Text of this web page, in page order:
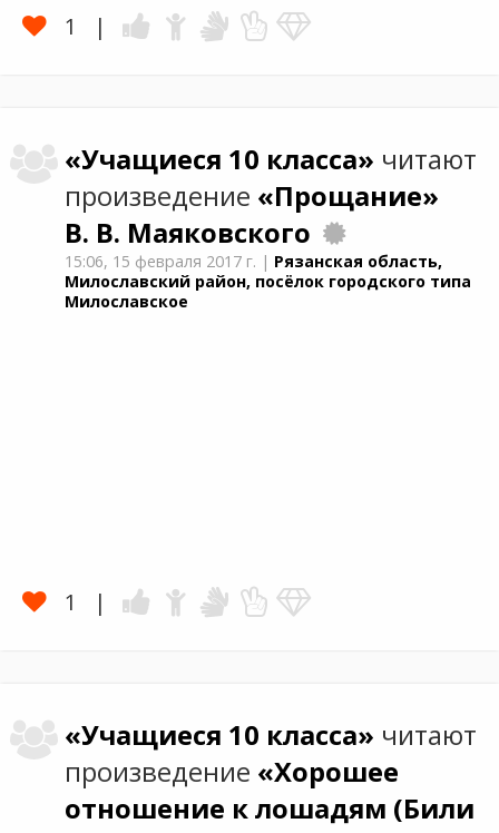
1
«Учащиеся 10 класса» читают
произведение «Прощание»
В. В. Маяковского
15:06, 15 февраля 2017 г. | Рязанская область,
Милославский район, посёлок городского типа
Милославское
1
«Учащиеся 10 класса» читают
произведение «Хорошее
отношение к лошадям (Били